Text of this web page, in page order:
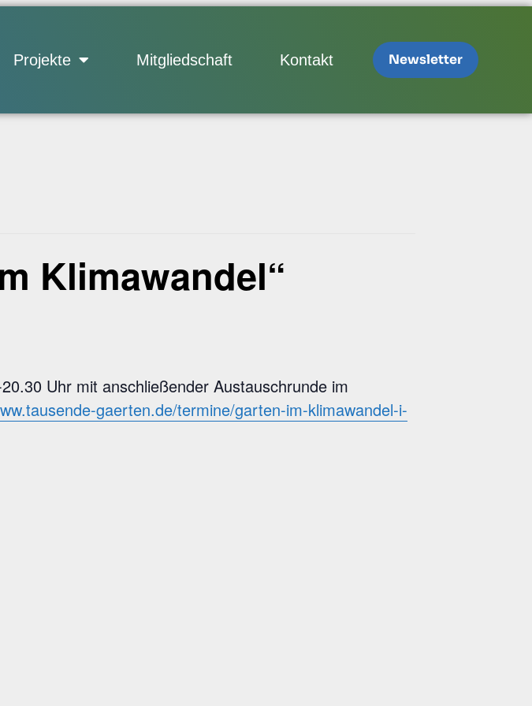
Projekte Mitgliedschaft Kontakt Newsletter
Klimawandel“
Uhr mit anschließender Austauschrunde im
gaerten.de/termine/garten-im-klimawandel-i-